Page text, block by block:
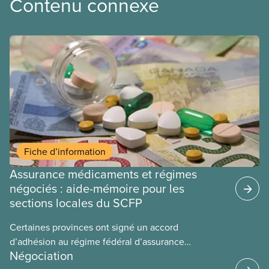
Fiche d’information
Assurance médicaments et régimes
négociés : aide-mémoire pour les
sections locales du SCFP
Certaines provinces ont signé un accord
d’adhésion au régime fédéral d’assurance
médicaments. Les sections locales du SCFP dans
Négociation